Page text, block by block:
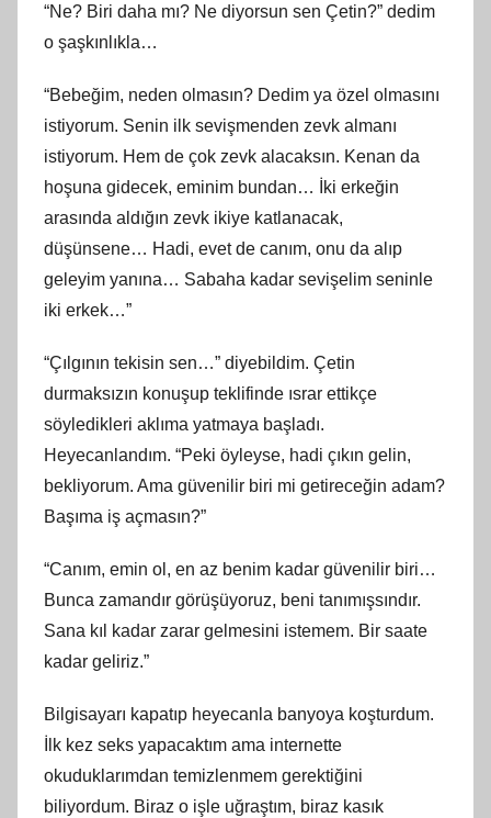
“Ne? Biri daha mı? Ne diyorsun sen Çetin?” dedim
o şaşkınlıkla…
“Bebeğim, neden olmasın? Dedim ya özel olmasını
istiyorum. Senin ilk sevişmenden zevk almanı
istiyorum. Hem de çok zevk alacaksın. Kenan da
hoşuna gidecek, eminim bundan… İki erkeğin
arasında aldığın zevk ikiye katlanacak,
düşünsene… Hadi, evet de canım, onu da alıp
geleyim yanına… Sabaha kadar sevişelim seninle
iki erkek…”
“Çılgının tekisin sen…” diyebildim. Çetin
durmaksızın konuşup teklifinde ısrar ettikçe
söyledikleri aklıma yatmaya başladı.
Heyecanlandım. “Peki öyleyse, hadi çıkın gelin,
bekliyorum. Ama güvenilir biri mi getireceğin adam?
Başıma iş açmasın?”
“Canım, emin ol, en az benim kadar güvenilir biri…
Bunca zamandır görüşüyoruz, beni tanımışsındır.
Sana kıl kadar zarar gelmesini istemem. Bir saate
kadar geliriz.”
Bilgisayarı kapatıp heyecanla banyoya koşturdum.
İlk kez seks yapacaktım ama internette
okuduklarımdan temizlenmem gerektiğini
biliyordum. Biraz o işle uğraştım, biraz kasık